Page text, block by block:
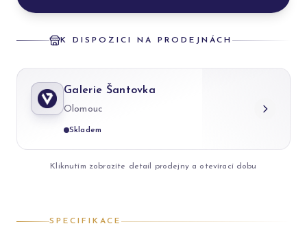
K DISPOZICI NA PRODEJNÁCH
Galerie Šantovka
Olomouc
Skladem
Kliknutím zobrazíte detail prodejny a otevírací dobu
SPECIFIKACE